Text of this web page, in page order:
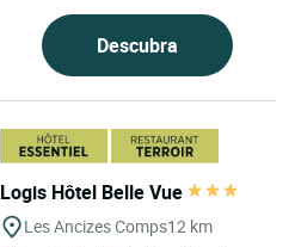
Descubra
Logis Hôtel Belle Vue
Les Ancizes Comps12 km